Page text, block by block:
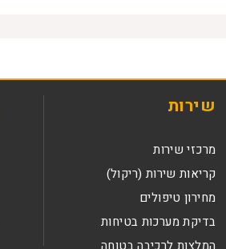
שירות
מרכזי שירות
קריאות שירות (ריקול)
מחירון טיפולים
בדיקת מערכות בטיחות